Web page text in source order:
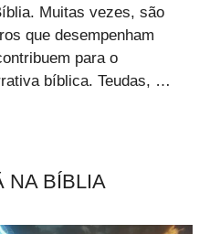
Muitas vezes, são
que desempenham
para o
bíblica. Teudas, …
NA BÍBLIA